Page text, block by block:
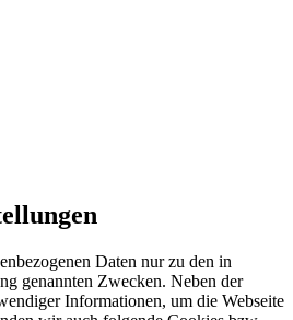
Daten nur zu den in
genannten Zwecken. Neben der
Informationen, um die Webseite